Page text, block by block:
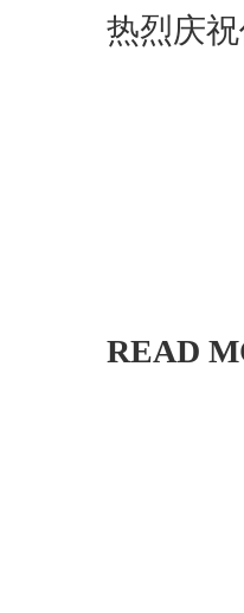
热烈庆
READ